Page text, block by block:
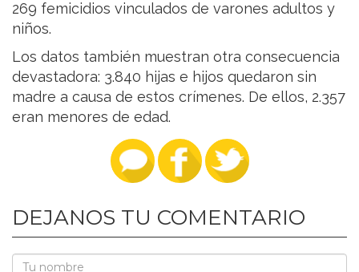
269 femicidios vinculados de varones adultos y
niños.
Los datos también muestran otra consecuencia
devastadora: 3.840 hijas e hijos quedaron sin
madre a causa de estos crímenes. De ellos, 2.357
eran menores de edad.
DEJANOS TU COMENTARIO